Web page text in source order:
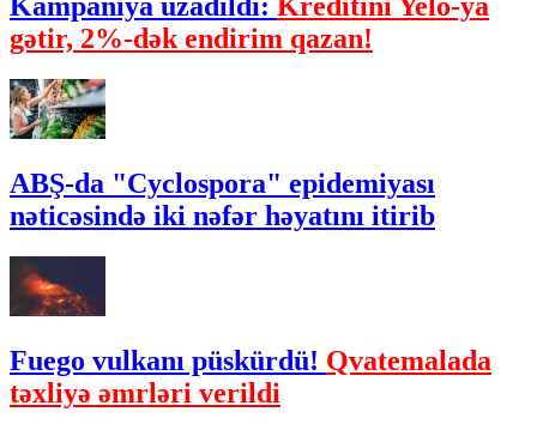
Kampaniya uzadıldı: Kreditini Yelo-ya
gətir, 2%-dək endirim qazan!
ABŞ-da "Cyclospora" epidemiyası
nəticəsində iki nəfər həyatını itirib
Fuego vulkanı püskürdü! Qvatemalada
təxliyə əmrləri verildi